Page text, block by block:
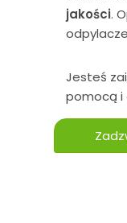
jakości.
odpylacze
Jesteś
pomocą i